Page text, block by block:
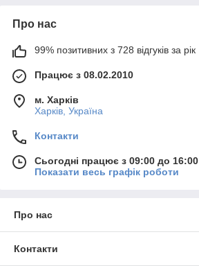
Про нас
99% позитивних з 728 відгуків за рік
Працює з 08.02.2010
м. Харків
Харків, Україна
Контакти
Сьогодні працює з 09:00 до 16:00
Показати весь графік роботи
Про нас
Контакти